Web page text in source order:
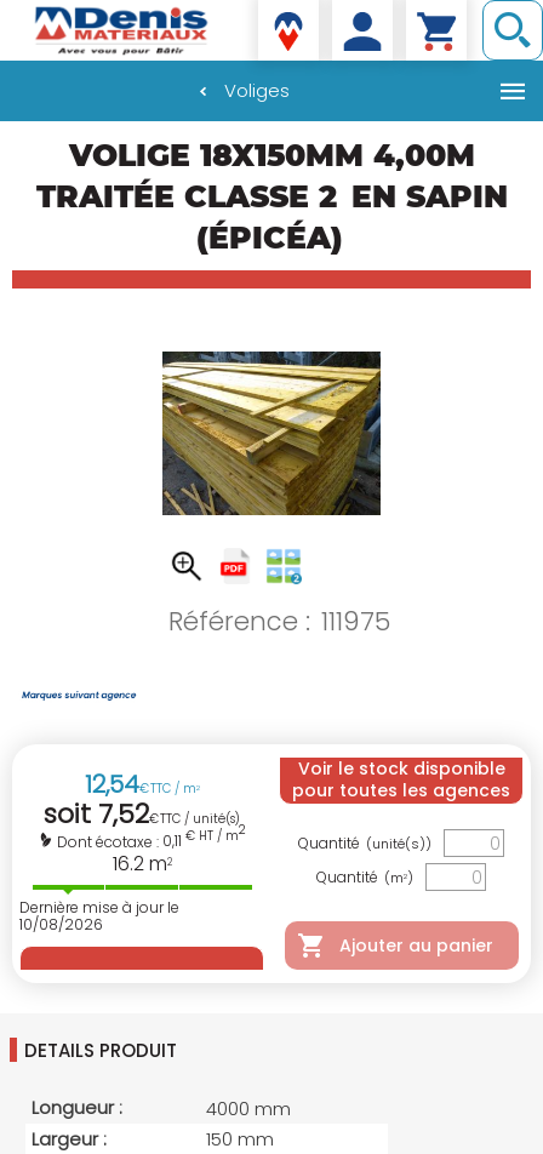
principal
Denis matériaux
Voliges
VOLIGE 18X150MM 4,00M
TRAITÉE CLASSE 2 EN SAPIN
(ÉPICÉA)
Référence : 111975
12,54€TTC / m2
soit 7,52€TTC / unité(s)
Dont écotaxe : 0,11 € HT / m2
16.2m2
Dernière mise à jour le
10/08/2026
Voir le stock disponible
pour toutes les agences
Quantité (unité(s))
Quantité (m2)
Ajouter au panier
DETAILS PRODUIT
Longueur :
4000 mm
Largeur :
150 mm